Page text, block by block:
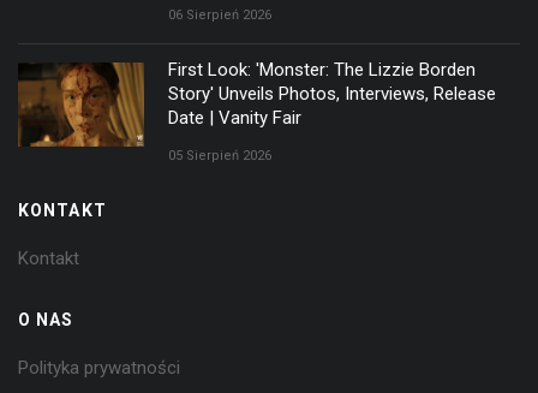
06 Sierpień 2026
First Look: 'Monster: The Lizzie Borden
Story' Unveils Photos, Interviews, Release
Date | Vanity Fair
05 Sierpień 2026
KONTAKT
Kontakt
O NAS
Polityka prywatności